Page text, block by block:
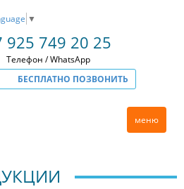
▼
925 749 20 25
Телефон / WhatsApp
БЕСПЛАТНО ПОЗВОНИТЬ
меню